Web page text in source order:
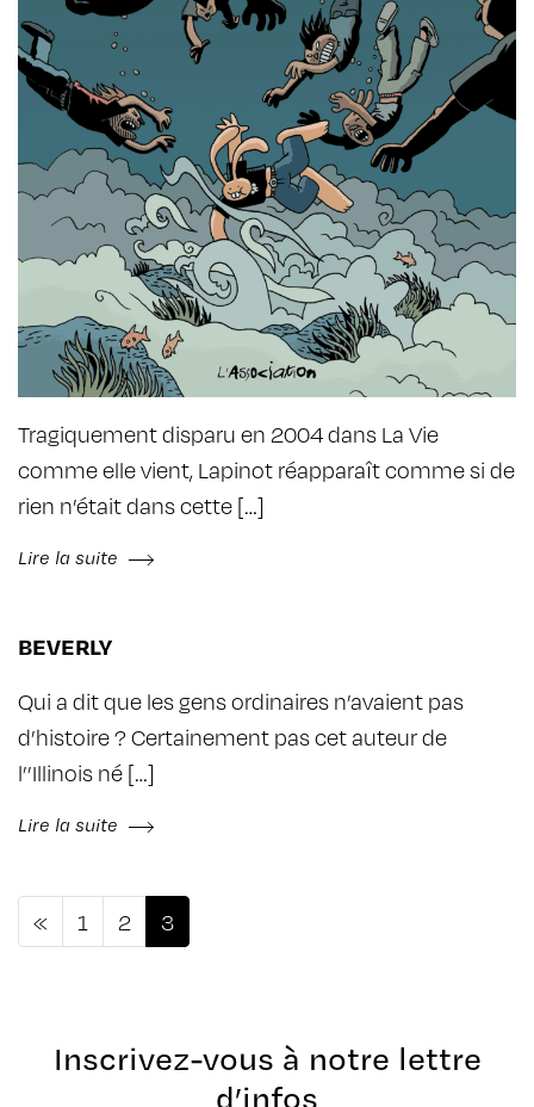
Tragiquement disparu en 2004 dans La Vie
comme elle vient, Lapinot réapparaît comme si de
rien n’était dans cette […]
Lire la suite
BEVERLY
Qui a dit que les gens ordinaires n’avaient pas
d’histoire ? Certainement pas cet auteur de
l’’Illinois né […]
Lire la suite
Navigation dans les articles
« 1 2 3
Inscrivez-vous à notre lettre
d’infos